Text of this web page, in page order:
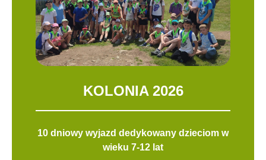
KOLONIA 2026
10 dniowy wyjazd dedykowany dzieciom w
wieku 7-12 lat